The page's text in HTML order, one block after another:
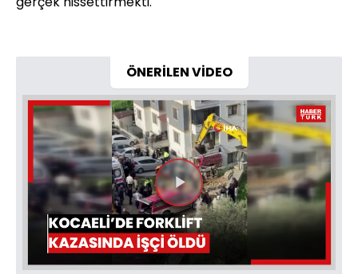
ÖNERİLEN VİDEO
Videoyu
Oynat